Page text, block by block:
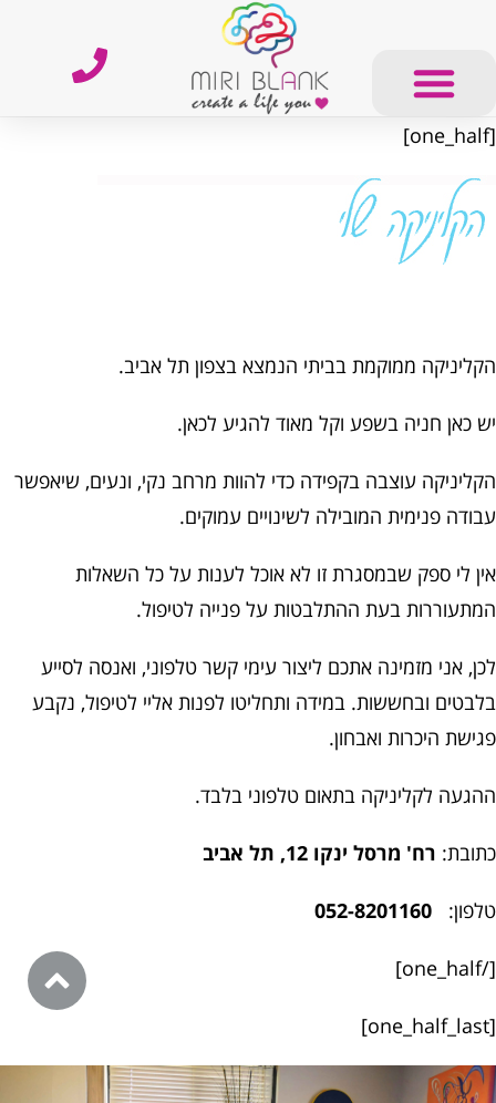
[one_half]
הקליניקה ממוקמת בביתי הנמצא בצפון תל אביב.
יש כאן חניה בשפע וקל מאוד להגיע לכאן.
הקליניקה עוצבה בקפידה כדי להוות מרחב נקי, ונעים, שיאפשר
עבודה פנימית המובילה לשינויים עמוקים.
אין לי ספק שבמסגרת זו לא אוכל לענות על כל השאלות
המתעוררות בעת ההתלבטות על פנייה לטיפול.
לכן, אני מזמינה אתכם ליצור עימי קשר טלפוני, ואנסה לסייע
בלבטים ובחששות. במידה ותחליטו לפנות אליי לטיפול, נקבע
פגישת היכרות ואבחון.
ההגעה לקליניקה בתאום טלפוני בלבד.
כתובת: רח' מרסל ינקו 12, תל אביב
טלפון: 052-8201160
[/one_half]
[one_half_last]